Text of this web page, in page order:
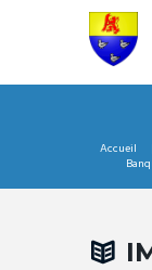
Accueil